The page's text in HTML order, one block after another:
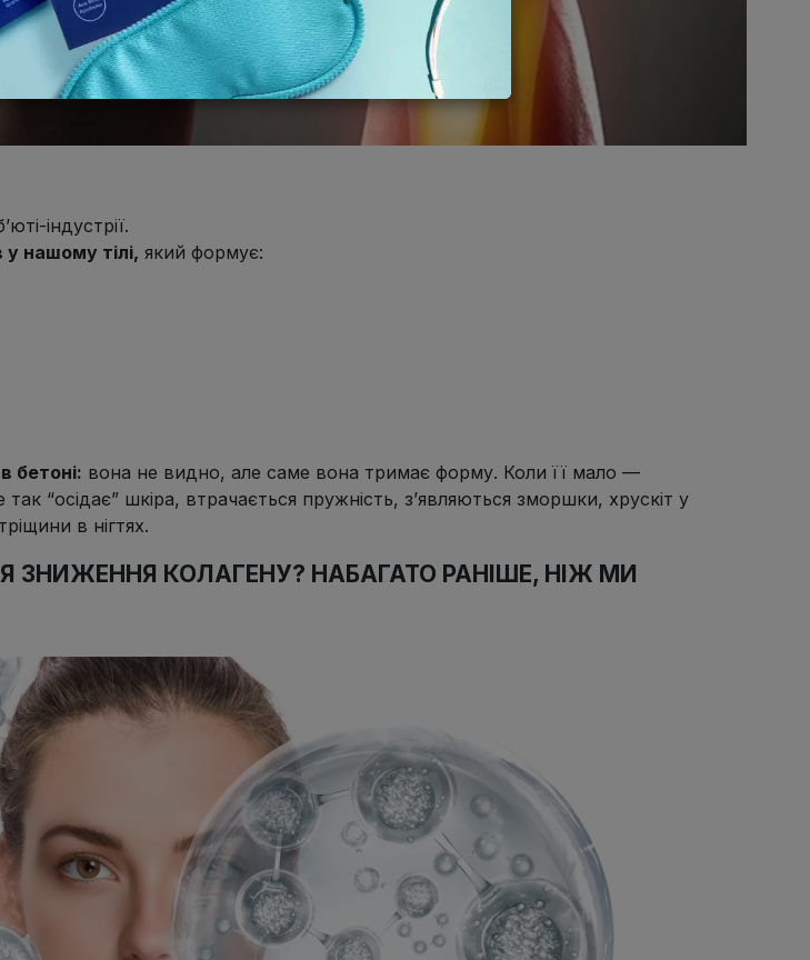
індустрії.
у нашому тілі, який формує:
бетоні: вона не видно, але саме вона тримає форму. Коли її мало —
так “осідає” шкіра, втрачається пружність, з’являються зморшки, хрускіт у
в нігтях.
ЗНИЖЕННЯ КОЛАГЕНУ? НАБАГАТО РАНІШЕ, НІЖ МИ